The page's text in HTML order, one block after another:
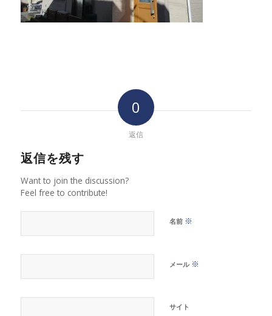
0
返信
返信を残す
Want to join the discussion?
Feel free to contribute!
名前 ※
メール ※
サイト